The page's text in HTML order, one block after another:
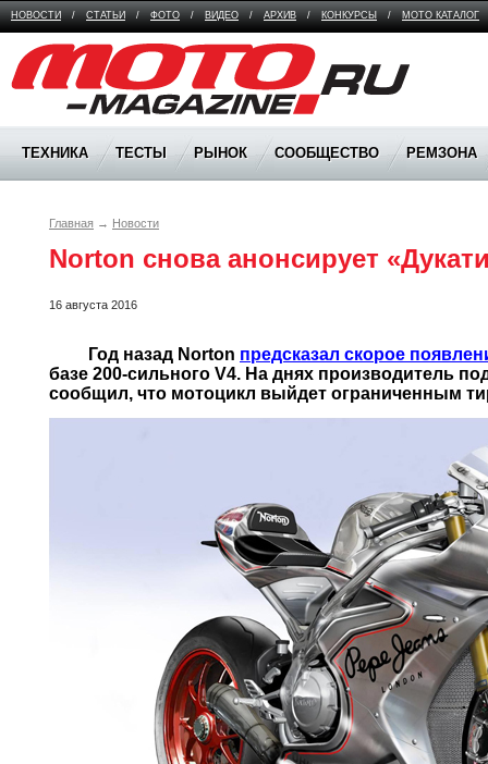
НОВОСТИ / СТАТЬИ / ФОТО / ВИДЕО / АРХИВ / КОНКУРСЫ / МОТО КАТАЛОГ
Moto Magazine
ТЕХНИКА ТЕСТЫ РЫНОК СООБЩЕСТВО РЕМЗОНА
Главная → Новости
Norton снова анонсирует
16 августа 2016
	 Год назад Norton
предсказал скорое
базе 200-сильного V4. На днях производитель